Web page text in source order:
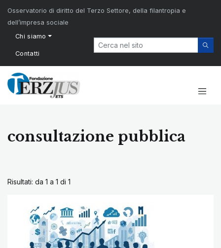
Osservatorio di diritto del Terzo Settore, della filantropia e
dell’impresa sociale
Chi siamo
Contatti
consultazione pubblica
Risultati: da 1 a 1 di 1